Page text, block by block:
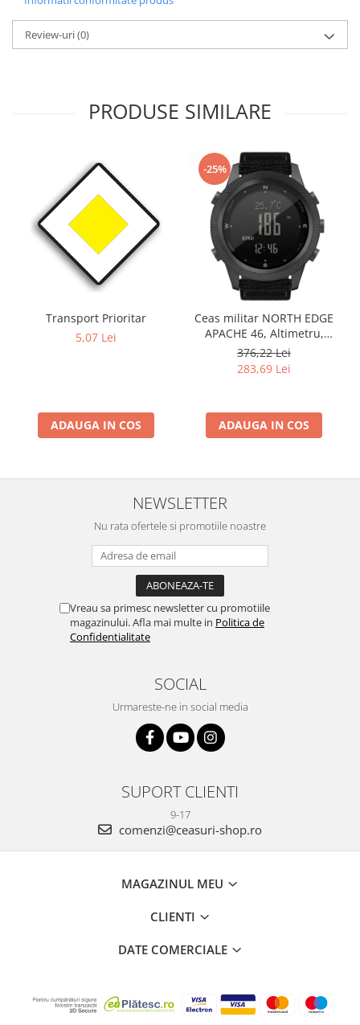
Review-uri(0)
PRODUSE SIMILARE
Transport Prioritar
5,07 Lei
ADAUGA IN COS
-25%
Ceas militar NORTH EDGE
APACHE 46, Altimetru,
Barometru, Cronometru,
Termometru, Pedometru,
Busola
376,22 Lei
283,69 Lei
ADAUGA IN COS
NEWSLETTER
Nu rata ofertele si promotiile noastre
Vreau sa primesc newsletter cu promotiile
magazinului. Afla mai multe in Politica de
Confidentialitate
SOCIAL
Urmareste-ne in social media
SUPORT CLIENTI
9-17
comenzi@ceasuri-shop.ro
MAGAZINUL MEU
CLIENTI
DATE COMERCIALE